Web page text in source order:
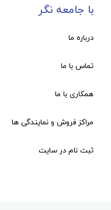
با جامعه نگر
درباره ما
تماس با ما
همکاری با ما
مراکز فروش و نمایندگی ها
ثبت نام در سایت